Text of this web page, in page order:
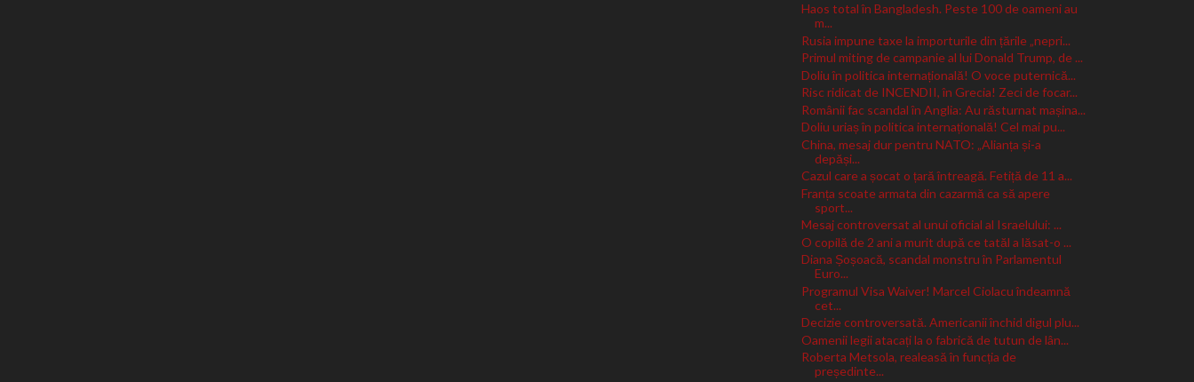
Haos total în Bangladesh. Peste 100 de oameni au
m...
Rusia impune taxe la importurile din țările „nepri...
Primul miting de campanie al lui Donald Trump, de ...
Doliu în politica internațională! O voce puternică...
Risc ridicat de INCENDII, în Grecia! Zeci de focar...
Românii fac scandal în Anglia: Au răsturnat mașina...
Doliu uriaș în politica internațională! Cel mai pu...
China, mesaj dur pentru NATO: „Alianța și-a
depăși...
Cazul care a șocat o țară întreagă. Fetiță de 11 a...
Franța scoate armata din cazarmă ca să apere
sport...
Mesaj controversat al unui oficial al Israelului: ...
O copilă de 2 ani a murit după ce tatăl a lăsat-o ...
Diana Șoșoacă, scandal monstru în Parlamentul
Euro...
Programul Visa Waiver! Marcel Ciolacu îndeamnă
cet...
Decizie controversată. Americanii închid digul plu...
Oamenii legii atacați la o fabrică de tutun de lân...
Roberta Metsola, realeasă în funcția de
președinte...